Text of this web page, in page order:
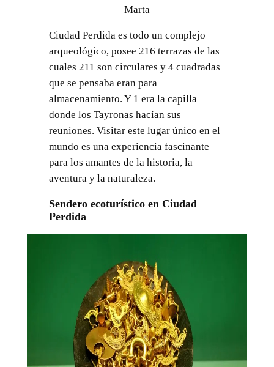
Marta
Ciudad Perdida es todo un complejo
arqueológico, posee 216 terrazas de las
cuales 211 son circulares y 4 cuadradas
que se pensaba eran para
almacenamiento. Y 1 era la capilla
donde los Tayronas hacían sus
reuniones. Visitar este lugar único en el
mundo es una experiencia fascinante
para los amantes de la historia, la
aventura y la naturaleza.
Sendero ecoturístico en Ciudad
Perdida